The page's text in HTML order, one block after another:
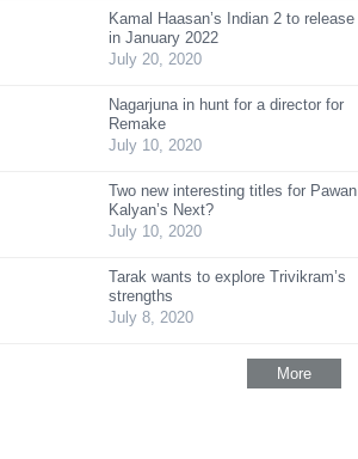
Kamal Haasan’s Indian 2 to release
in January 2022
July 20, 2020
Nagarjuna in hunt for a director for
Remake
July 10, 2020
Two new interesting titles for Pawan
Kalyan’s Next?
July 10, 2020
Tarak wants to explore Trivikram’s
strengths
July 8, 2020
More